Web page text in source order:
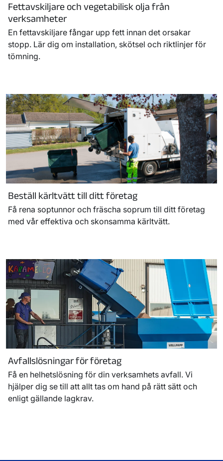
Fettavskiljare och vegetabilisk olja från
verksamheter
En fettavskiljare fångar upp fett innan det orsakar
stopp. Lär dig om installation, skötsel och riktlinjer för
tömning.
Beställ kärltvätt till ditt företag
Få rena soptunnor och fräscha soprum till ditt företag
med vår effektiva och skonsamma kärltvätt.
Avfallslösningar för företag
Få en helhetslösning för din verksamhets avfall. Vi
hjälper dig se till att allt tas om hand på rätt sätt och
enligt gällande lagkrav.